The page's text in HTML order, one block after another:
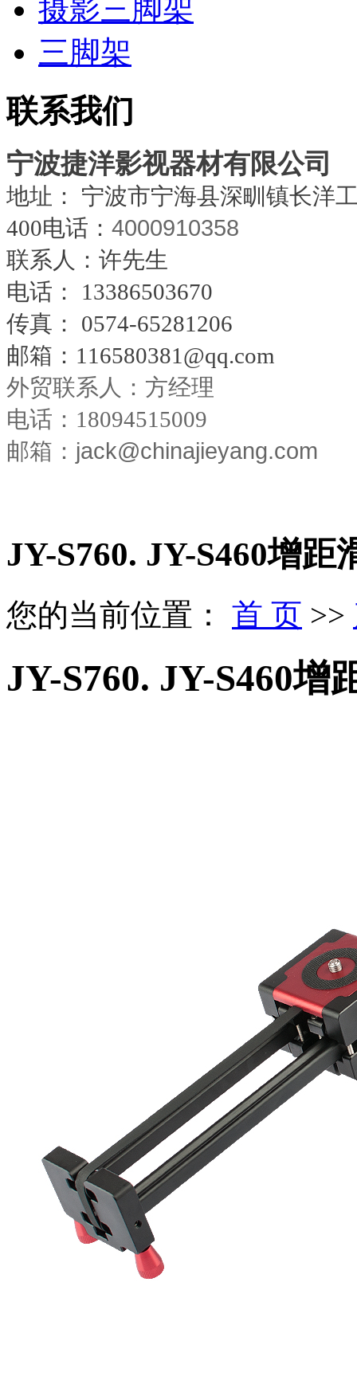
摄影三脚架
三脚架
联系我们
宁波捷洋影视器材有限公司
地址： 宁波市宁海县深甽镇长洋
400电话： 4000910358
联系人：许先生
电话：
13386503670
传真：
0574-65281206
邮箱： 116580381@qq.com
外贸联系人：方经理
电话：18094515009
邮箱： jack@chinajieyang.com
JY-S760. JY-S460增距
您的当前位置： 首 页 >>
JY-S760. JY-S460增